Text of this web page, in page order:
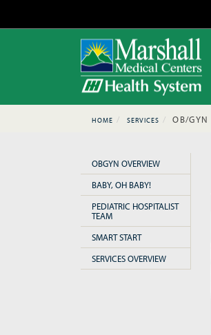
HOME SERVICES OB/GYN
OBGYN OVERVIEW
BABY, OH BABY!
PEDIATRIC HOSPITALIST
TEAM
SMART START
SERVICES OVERVIEW